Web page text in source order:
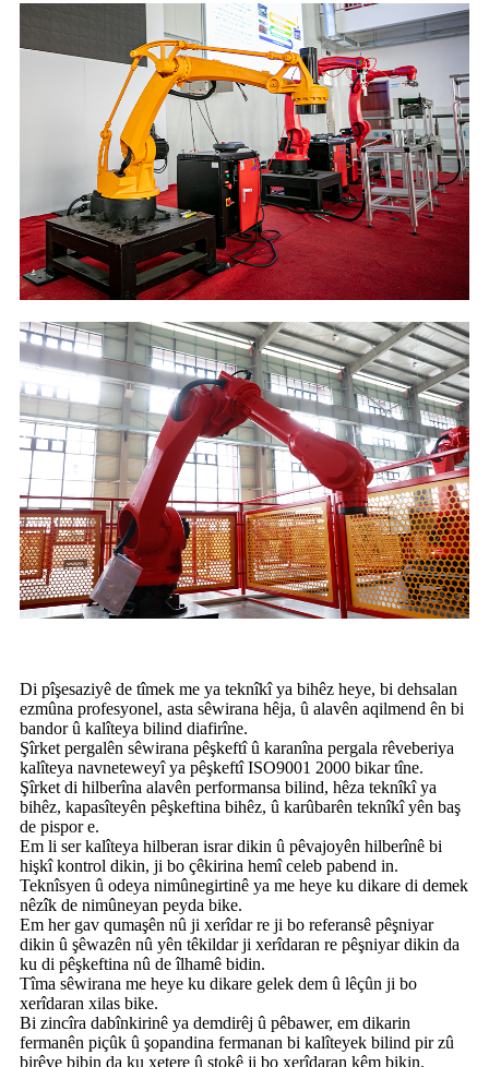
Di pîşesaziyê de tîmek me ya teknîkî ya bihêz heye, bi dehsalan
ezmûna profesyonel, asta sêwirana hêja, û alavên aqilmend ên bi
bandor û kalîteya bilind diafirîne.
Şîrket pergalên sêwirana pêşkeftî û karanîna pergala rêveberiya
kalîteya navneteweyî ya pêşkeftî ISO9001 2000 bikar tîne.
Şîrket di hilberîna alavên performansa bilind, hêza teknîkî ya
bihêz, kapasîteyên pêşkeftina bihêz, û karûbarên teknîkî yên baş
de pispor e.
Em li ser kalîteya hilberan israr dikin û pêvajoyên hilberînê bi
hişkî kontrol dikin, ji bo çêkirina hemî celeb pabend in.
Teknîsyen û odeya nimûnegirtinê ya me heye ku dikare di demek
nêzîk de nimûneyan peyda bike.
Em her gav qumaşên nû ji xerîdar re ji bo referansê pêşniyar
dikin û şêwazên nû yên têkildar ji xerîdaran re pêşniyar dikin da
ku di pêşkeftina nû de îlhamê bidin.
Tîma sêwirana me heye ku dikare gelek dem û lêçûn ji bo
xerîdaran xilas bike.
Bi zincîra dabînkirinê ya demdirêj û pêbawer, em dikarin
fermanên piçûk û şopandina fermanan bi kalîteyek bilind pir zû
birêve bibin da ku xetere û stokê ji bo xerîdaran kêm bikin.